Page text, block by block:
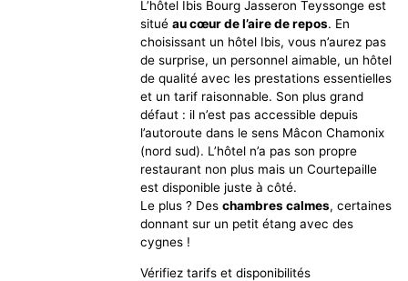
L’hôtel Ibis Bourg Jasseron Teyssonge est
situé au cœur de l’aire de repos. En
choisissant un hôtel Ibis, vous n’aurez pas
de surprise, un personnel aimable, un hôtel
de qualité avec les prestations essentielles
et un tarif raisonnable. Son plus grand
défaut : il n’est pas accessible depuis
l’autoroute dans le sens Mâcon Chamonix
(nord sud). L’hôtel n’a pas son propre
restaurant non plus mais un Courtepaille
est disponible juste à côté.
Le plus ? Des chambres calmes, certaines
donnant sur un petit étang avec des
cygnes !
Vérifiez tarifs et disponibilités